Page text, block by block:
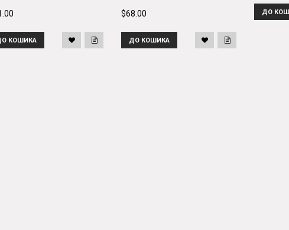
КОШИКА
$68.00
ДО КОШИКА
ДО